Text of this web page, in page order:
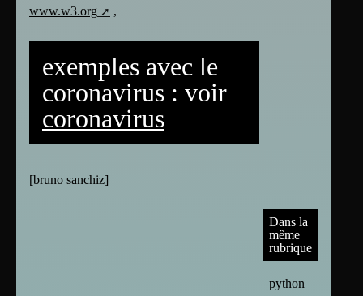
www.w3.org
,
exemples avec le
coronavirus : voir
coronavirus
[bruno sanchiz]
Dans la
même
rubrique
python